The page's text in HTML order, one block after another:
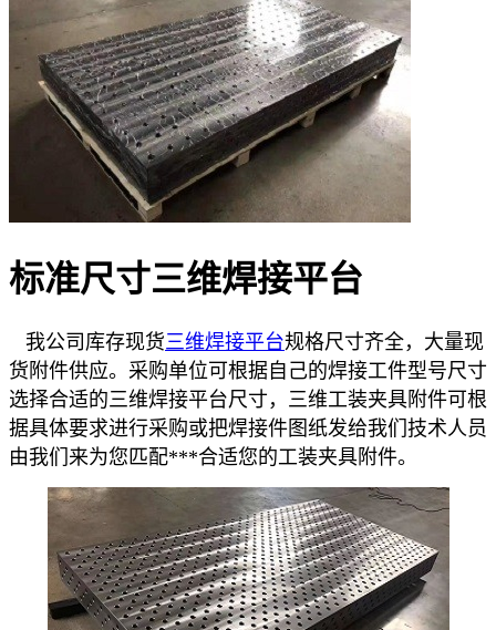
标准尺寸三维焊接平台
我公司库存现货三维焊接平台规格尺寸齐全，大量现
货附件供应。采购单位可根据自己的焊接工件型号尺寸
选择合适的三维焊接平台尺寸，三维工装夹具附件可根
据具体要求进行采购或把焊接件图纸发给我们技术人员
由我们来为您匹配***合适您的工装夹具附件。